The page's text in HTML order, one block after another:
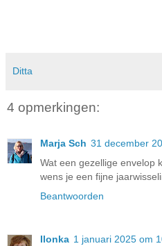
Ditta
4 opmerkingen:
Marja Sch 31 december
Wat een gezellige envelop
wens je een fijne
Beantwoorden
Ilonka 1 januari 2025 om